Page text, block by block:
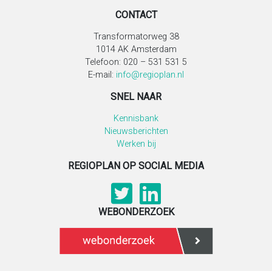
CONTACT
Transformatorweg 38
1014 AK Amsterdam
Telefoon: 020 – 531 531 5
E-mail: info@regioplan.nl
SNEL NAAR
Kennisbank
Nieuwsberichten
Werken bij
REGIOPLAN OP SOCIAL MEDIA
WEBONDERZOEK